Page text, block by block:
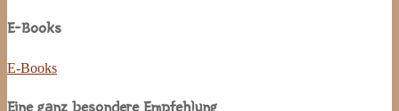
E-Books
E-Books
Eine ganz besondere Empfehlung